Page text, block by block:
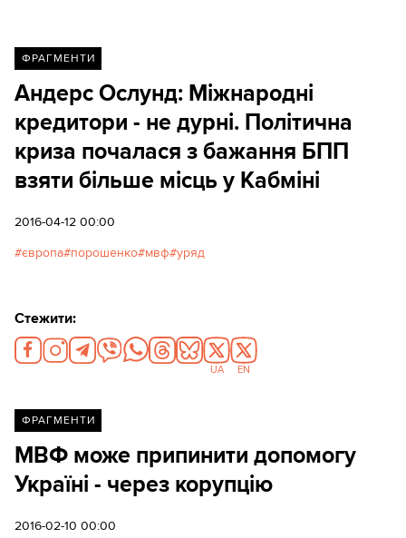
ФРАГМЕНТИ
Андерс Ослунд: Міжнародні
кредитори - не дурні. Політична
криза почалася з бажання БПП
взяти більше місць у Кабміні
2016-04-12 00:00
європа порошенко мвф уряд
Стежити:
UA EN
ФРАГМЕНТИ
МВФ може припинити допомогу
Україні - через корупцію
2016-02-10 00:00